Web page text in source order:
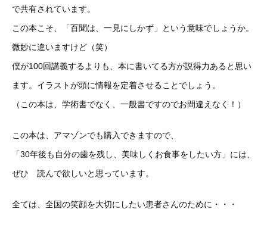
で共有されています。
この本こそ、「百聞は、一見にしかず」という意味でしょうか。
微妙に違いますけど（笑）
僕が100回講義するよりも、本に書いてる方が説得力あると思い
ます。イラストが頭に情報を定着させることでしょう。
（この本は、学術書でなく、一般書ですのでお間違えなく！）
この本は、アマゾンでも購入できますので、
「30年後も自分の歯を残し、美味しくお食事をしたい方」には、
ぜひ 読んで欲しいと思っています。
全ては、全国の笑顔を大切にしたい患者さんのために・・・